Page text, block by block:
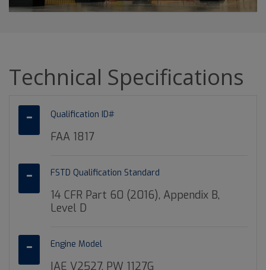
Technical Specifications
Qualification ID#
FAA 1817
FSTD Qualification Standard
14 CFR Part 60 (2016), Appendix B,
Level D
Engine Model
IAE V2527, PW 1127G